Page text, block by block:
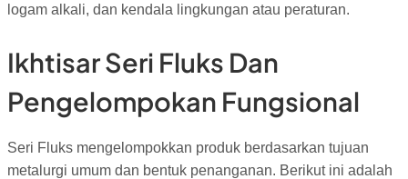
logam alkali, dan kendala lingkungan atau peraturan.
Ikhtisar Seri Fluks Dan
Pengelompokan Fungsional
Seri Fluks mengelompokkan produk berdasarkan tujuan
metalurgi umum dan bentuk penanganan. Berikut ini adalah